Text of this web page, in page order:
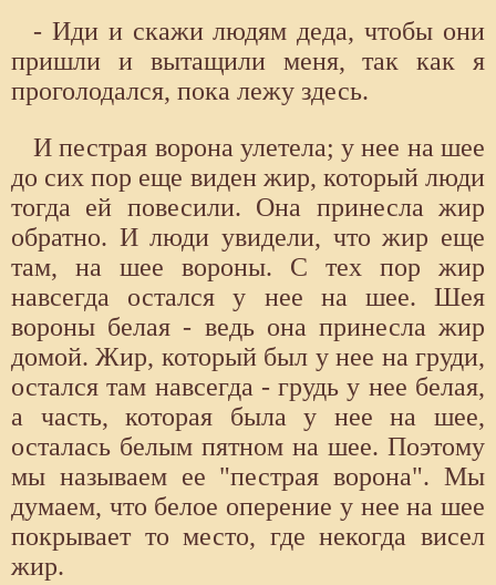
- Иди и скажи людям деда, чтобы они
пришли и вытащили меня, так как я
проголодался, пока лежу здесь.
И пестрая ворона улетела; у нее на шее
до сих пор еще виден жир, который люди
тогда ей повесили. Она принесла жир
обратно. И люди увидели, что жир еще
там, на шее вороны. С тех пор жир
навсегда остался у нее на шее. Шея
вороны белая - ведь она принесла жир
домой. Жир, который был у нее на груди,
остался там навсегда - грудь у нее белая,
а часть, которая была у нее на шее,
осталась белым пятном на шее. Поэтому
мы называем ее "пестрая ворона". Мы
думаем, что белое оперение у нее на шее
покрывает то место, где некогда висел
жир.